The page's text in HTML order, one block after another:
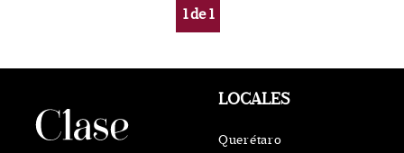
1de1
LOCALES
Querétaro